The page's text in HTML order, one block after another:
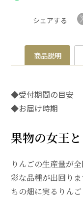
シェアする
商品説明
◆受付期間の目安
◆お届け時期 ：
果物の女王
りんごの生産量が
彩な品種が出回り
ちの畑に実るりんご